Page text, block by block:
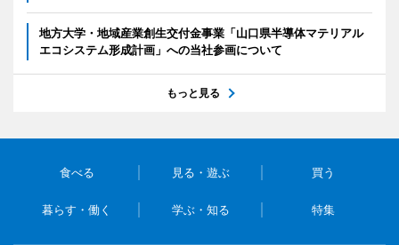
地方大学・地域産業創生交付金事業「山口県半導体マテリアル
エコシステム形成計画」への当社参画について
もっと見る
食べる 見る・遊ぶ 買う
暮らす・働く 学ぶ・知る 特集